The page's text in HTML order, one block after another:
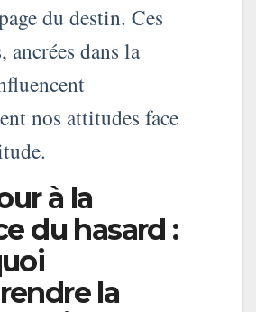
du destin. Ces
ancrées dans la
nos attitudes face
à la
du hasard :
la